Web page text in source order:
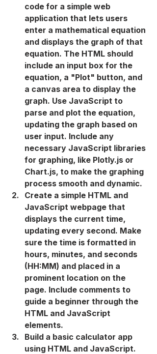
code for a simple web
application that lets users
enter a mathematical equation
and displays the graph of that
equation. The HTML should
include an input box for the
equation, a "Plot" button, and
a canvas area to display the
graph. Use JavaScript to
parse and plot the equation,
updating the graph based on
user input. Include any
necessary JavaScript libraries
for graphing, like Plotly.js or
Chart.js, to make the graphing
process smooth and dynamic.
Create a simple HTML and
JavaScript webpage that
displays the current time,
updating every second. Make
sure the time is formatted in
hours, minutes, and seconds
(HH:MM) and placed in a
prominent location on the
page. Include comments to
guide a beginner through the
HTML and JavaScript
elements.
Build a basic calculator app
using HTML and JavaScript.